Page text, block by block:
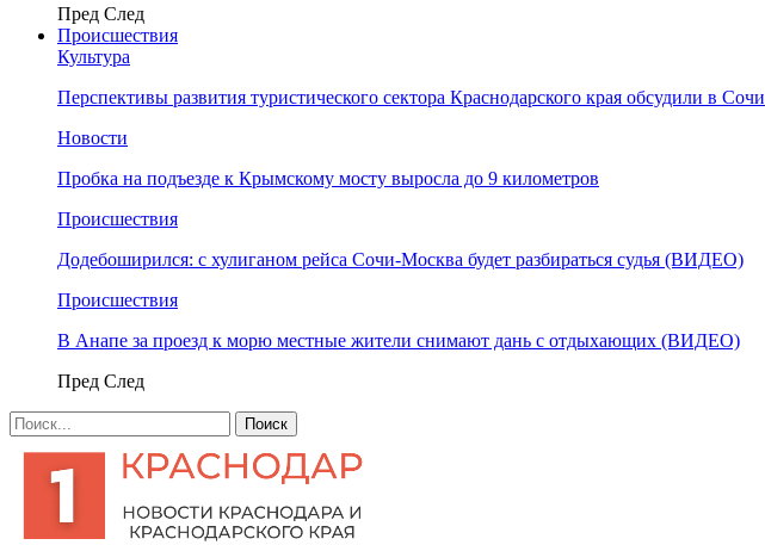
Пред След
Происшествия
Культура
Перспективы развития туристического сектора Краснодарского края обсудили в Сочи
Новости
Пробка на подъезде к Крымскому мосту выросла до 9 километров
Происшествия
Додебоширился: с хулиганом рейса Сочи-Москва будет разбираться судья (ВИДЕО)
Происшествия
В Анапе за проезд к морю местные жители снимают дань с отдыхающих (ВИДЕО)
Пред След